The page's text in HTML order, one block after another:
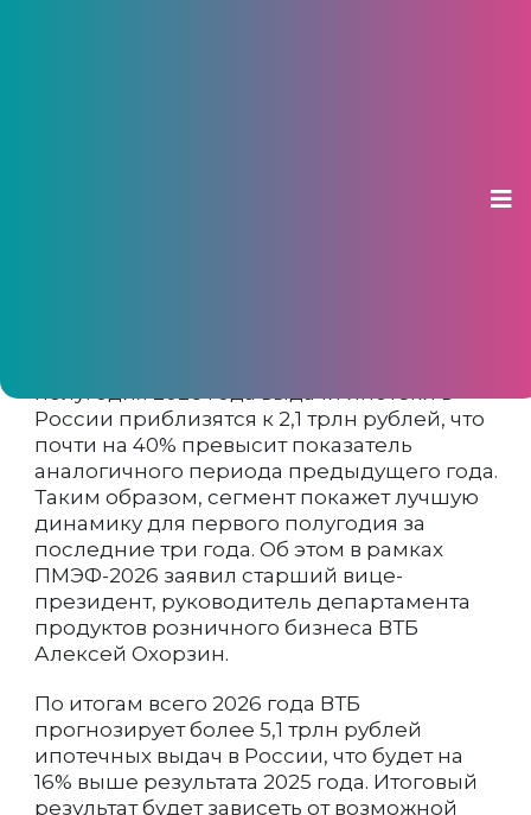
полугодия 2026 года выдачи ипотеки в
России приблизятся к 2,1 трлн рублей, что
почти на 40% превысит показатель
аналогичного периода предыдущего года.
Таким образом, сегмент покажет лучшую
динамику для первого полугодия за
последние три года. Об этом в рамках
ПМЭФ-2026 заявил старший вице-
президент, руководитель департамента
продуктов розничного бизнеса ВТБ
Алексей Охорзин.
По итогам всего 2026 года ВТБ
прогнозирует более 5,1 трлн рублей
ипотечных выдач в России, что будет на
16% выше результата 2025 года. Итоговый
результат будет зависеть от возможной